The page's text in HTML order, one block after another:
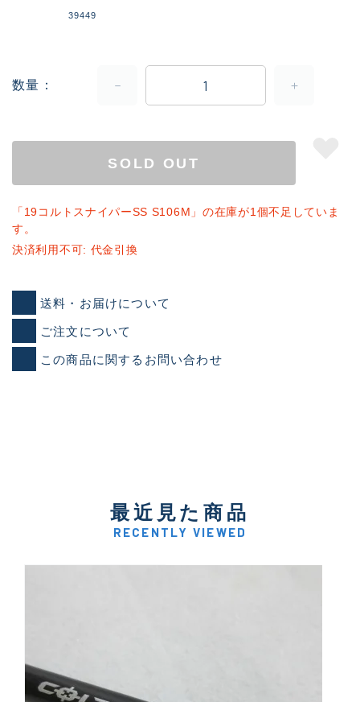
39449
数量
SOLD OUT
「19コルトスナイパーSS S106M」の在庫が1個不足していま
す。
決済利用不可: 代金引換
送料・お届けについて
ご注文について
この商品に関するお問い合わせ
最近見た商品
RECENTLY VIEWED